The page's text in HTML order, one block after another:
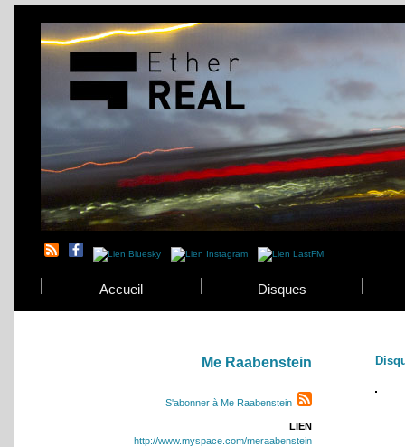
Accueil Disques
Me Raabenstein
S'abonner à Me Raabenstein
LIEN
http://www.myspace.com/meraabenstein